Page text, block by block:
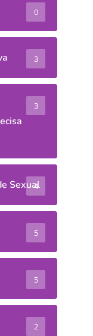
0
3
3
Sexual
4
5
5
2